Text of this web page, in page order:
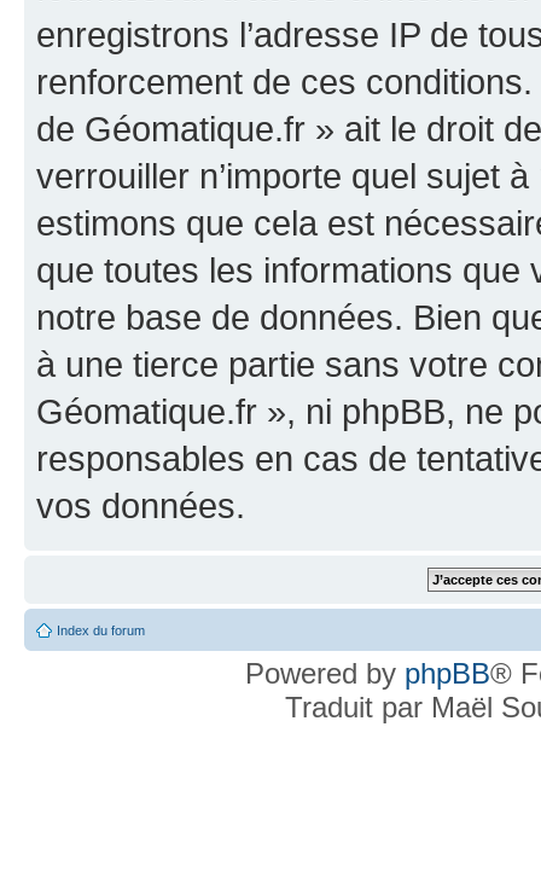
enregistrons l’adresse IP de
renforcement de ces
de Géomatique.fr » ait le droit
verrouiller n’importe quel sujet
estimons que cela est
que toutes les informations
notre base de données. Bien
à une tierce partie sans votre
Géomatique.fr », ni phpBB, ne
responsables en cas de
vos données.
Index du forum
Powered by phpBB®
Traduit par Maël